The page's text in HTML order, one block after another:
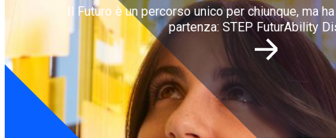
Il Futuro è un percorso unico per chiunque, ma
partenza: STEP FuturAbility